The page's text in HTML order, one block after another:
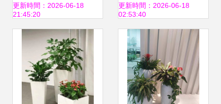
批發租擺全面指南
更新時間：2026-06-18
21:45:20
的全方位指南
更新時間：2026-06-18
02:53:40